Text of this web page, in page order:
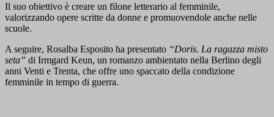
Il suo obiettivo è creare un filone letterario al femminile,
valorizzando opere scritte da donne e promuovendole anche nelle
scuole.
A seguire, Rosalba Esposito ha presentato “Doris. La ragazza misto
seta” di Irmgard Keun, un romanzo ambientato nella Berlino degli
anni Venti e Trenta, che offre uno spaccato della condizione
femminile in tempo di guerra.